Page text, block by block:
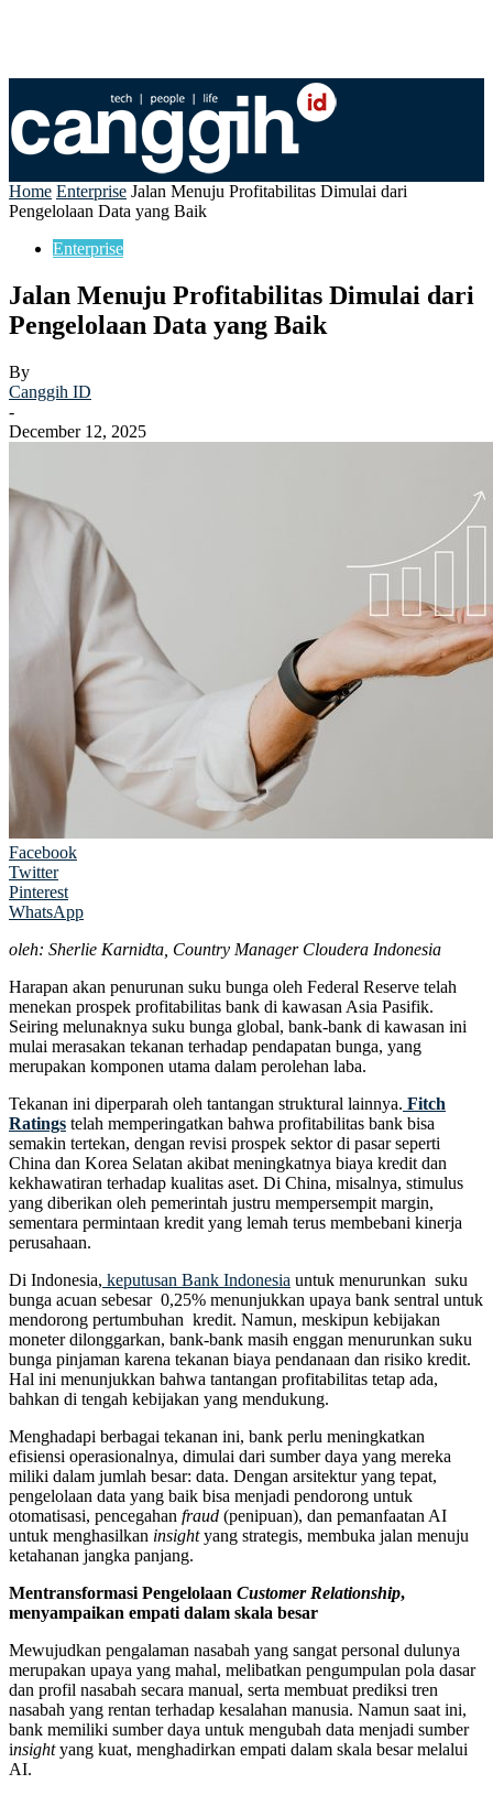
Home Enterprise Jalan Menuju Profitabilitas Dimulai dari
Pengelolaan Data yang Baik
Enterprise
Jalan Menuju Profitabilitas Dimulai dari
Pengelolaan Data yang Baik
By
Canggih ID
-
December 12, 2025
Facebook
Twitter
Pinterest
WhatsApp
oleh: Sherlie Karnidta, Country Manager Cloudera Indonesia
Harapan akan penurunan suku bunga oleh Federal Reserve telah
menekan prospek profitabilitas bank di kawasan Asia Pasifik.
Seiring melunaknya suku bunga global, bank-bank di kawasan ini
mulai merasakan tekanan terhadap pendapatan bunga, yang
merupakan komponen utama dalam perolehan laba.
Tekanan ini diperparah oleh tantangan struktural lainnya. Fitch
Ratings telah memperingatkan bahwa profitabilitas bank bisa
semakin tertekan, dengan revisi prospek sektor di pasar seperti
China dan Korea Selatan akibat meningkatnya biaya kredit dan
kekhawatiran terhadap kualitas aset. Di China, misalnya, stimulus
yang diberikan oleh pemerintah justru mempersempit margin,
sementara permintaan kredit yang lemah terus membebani kinerja
perusahaan.
Di Indonesia, keputusan Bank Indonesia untuk menurunkan suku
bunga acuan sebesar 0,25% menunjukkan upaya bank sentral untuk
mendorong pertumbuhan kredit. Namun, meskipun kebijakan
moneter dilonggarkan, bank-bank masih enggan menurunkan suku
bunga pinjaman karena tekanan biaya pendanaan dan risiko kredit.
Hal ini menunjukkan bahwa tantangan profitabilitas tetap ada,
bahkan di tengah kebijakan yang mendukung.
Menghadapi berbagai tekanan ini, bank perlu meningkatkan
efisiensi operasionalnya, dimulai dari sumber daya yang mereka
miliki dalam jumlah besar: data. Dengan arsitektur yang tepat,
pengelolaan data yang baik bisa menjadi pendorong untuk
otomatisasi, pencegahan fraud (penipuan), dan pemanfaatan AI
untuk menghasilkan insightyang strategis, membuka jalan menuju
ketahanan jangka panjang.
Mentransformasi Pengelolaan Customer Relationship,
menyampaikan empati dalam skala besar
Mewujudkan pengalaman nasabah yang sangat personal dulunya
merupakan upaya yang mahal, melibatkan pengumpulan pola dasar
dan profil nasabah secara manual, serta membuat prediksi tren
nasabah yang rentan terhadap kesalahan manusia. Namun saat ini,
bank memiliki sumber daya untuk mengubah data menjadi sumber
insightyang kuat, menghadirkan empati dalam skala besar melalui
AI.